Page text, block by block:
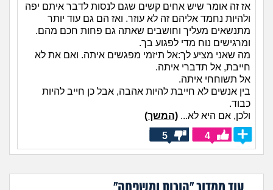
אז זה אומר שיש אחים קשים שגם לנסות לדבר איתם יפה
ולהיות נחמד אליהם זה לא עוזר. ואז הם גם עוד יותר
מתנשאים מעליך וחושבים שאתה גם פחות חכם מהם.
ומרגישים נוח מדי לפגוע בך.
מה שאני מציע לך:אל תיזמי מפגשים איתה. ואם את לא
חייבת, אל תדברי איתה.
אל תשוחחי איתה.
בין אנשים לא חייבת להיות אהבה, אבל כן חייב להיות
כבוד.
ולכן, אם היא לא... (המשך)
4
5